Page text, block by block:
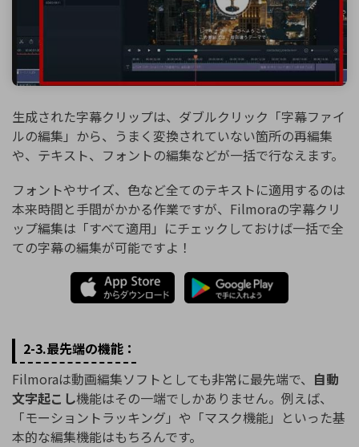
生成された字幕クリップは、ダブルクリック「字幕ファイ
ルの編集」から、うまく変換されていない箇所の再編集
や、テキスト、フォントの編集などが一括で行なえます。
フォントやサイズ、色など全てのテキストに適用するのは
本来時間と手間がかかる作業ですが、Filmoraの字幕クリ
ップ編集は「すべて適用」にチェックしておけば一括で全
ての字幕の編集が可能ですよ！
2-3.最先端の機能：
Filmoraは動画編集ソフトとしても非常に最先端で、 自動
文字起こし機能はその一端でしかありません。例えば、
「モーショントラッキング」や「マスク機能」といった基
本的な編集機能はもちろんです。